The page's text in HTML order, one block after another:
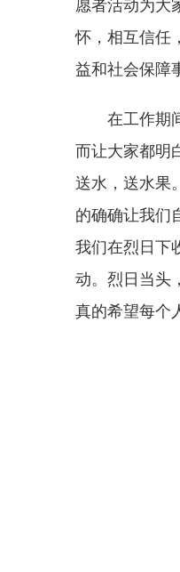
愿者活动为大
怀，相互信任
益和社会保障
在工作期
而让大家都明
送水，送水果
的确确让我们
我们在烈日下
动。烈日当头
真的希望每个